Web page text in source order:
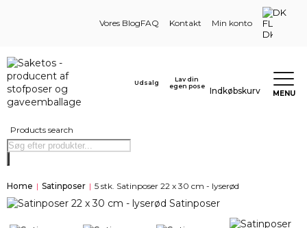
Vores BlogFAQ Kontakt Min konto
DK
Products search
Udsalg
Lav din
egen pose
Indkøbskurv MENU
Home | Satinposer | 5 stk. Satinposer 22 x 30 cm - lyserød